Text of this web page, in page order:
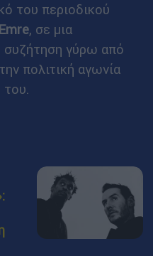
του περιοδικού
, σε μια
συζήτηση γύρω από
πολιτική αγωνία
του.